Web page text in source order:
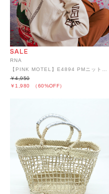
RNA
￥1,980 （60%OFF）
￥4,950